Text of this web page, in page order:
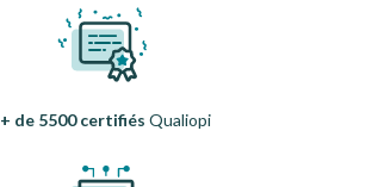
+ de 5500 certifiés Qualiopi